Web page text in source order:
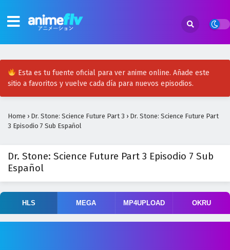
Esta es tu fuente oficial para ver anime online. Añade este
sitio a favoritos y vuelve cada día para nuevos episodios.
Home › Dr. Stone: Science Future Part 3 › Dr. Stone: Science Future Part
3 Episodio 7 Sub Español
Dr. Stone: Science Future Part 3 Episodio 7 Sub
Español
HLS MEGA MP4UPLOAD OKRU